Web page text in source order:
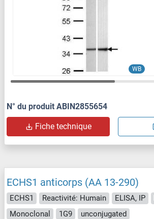
WB
N° du produit ABIN2855654
Fiche technique
ECHS1 anticorps (AA 13-290)
ECHS1 Reactivité: Humain ELISA, IP
Monoclonal
1G9 unconjugated